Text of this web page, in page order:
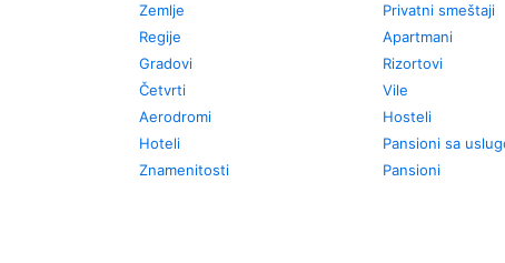
Zemlje
Regije
Gradovi
Četvrti
Aerodromi
Hoteli
Znamenitosti
Privatni smeštaji
Apartmani
Rizortovi
Vile
Hosteli
Pansioni sa
Pansioni